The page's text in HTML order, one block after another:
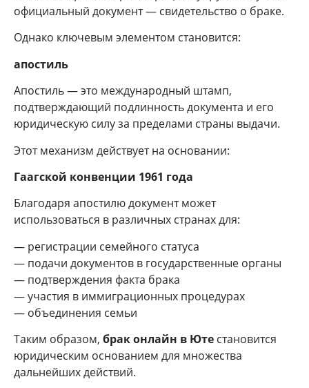
официальный документ — свидетельство о браке.
Однако ключевым элементом становится:
апостиль
Апостиль — это международный штамп,
подтверждающий подлинность документа и его
юридическую силу за пределами страны выдачи.
Этот механизм действует на основании:
Гаагской конвенции 1961 года
Благодаря апостилю документ может
использоваться в различных странах для:
— регистрации семейного статуса
— подачи документов в государственные органы
— подтверждения факта брака
— участия в иммиграционных процедурах
— объединения семьи
Таким образом, брак онлайн в Юте становится
юридическим основанием для множества
дальнейших действий.